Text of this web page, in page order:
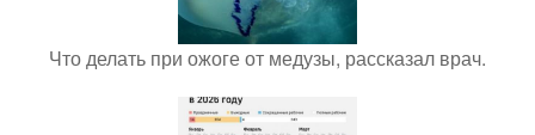
Что делать при ожоге от медузы, рассказал врач.